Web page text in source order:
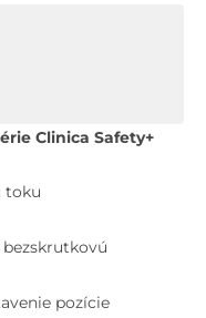
Clinica Safety+
toku
bezskrutkovú
pozície